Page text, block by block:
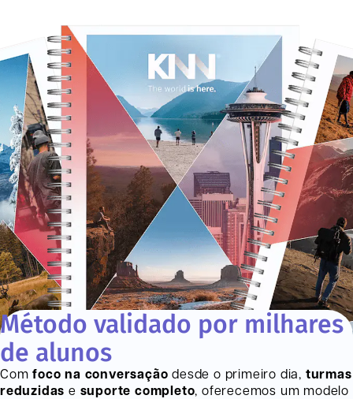
Método validado por milhares
de alunos
Comfoco na conversação desde o primeiro dia, turmas
reduzidas e suporte completo, oferecemos um modelo